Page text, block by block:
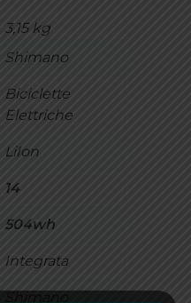
3,15 kg
Shimano
Biciclette
Elettriche
LiIon
14
504wh
Integrata